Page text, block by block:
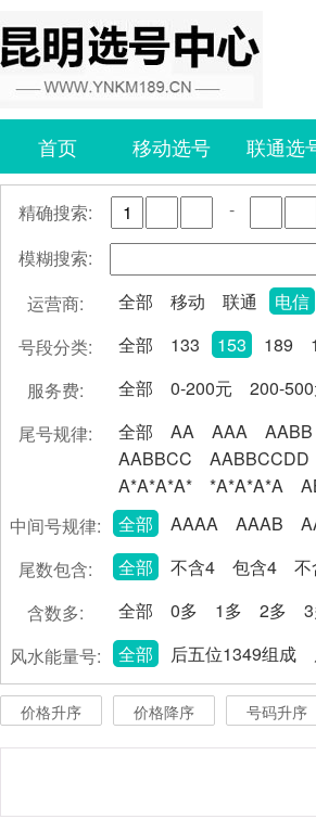
首页 移动选号 联通选
精确搜索: -
模糊搜索:
运营商:
全部 移动 联通 电信
号段分类:
全部 133 153 189
服务费:
全部 0-200元 200-
尾号规律:
全部 AA AAA AABB
AABBCC
AABBCCDD
A*A*A*A*
*A*A*A*A
中间号规律:
全部 AAAA AAAB
尾数包含:
全部 不含4 包含4
含数多:
全部 0多 1多 2多
风水能量号:
全部 后五位1349组成
价格升序 价格降序 号码升序